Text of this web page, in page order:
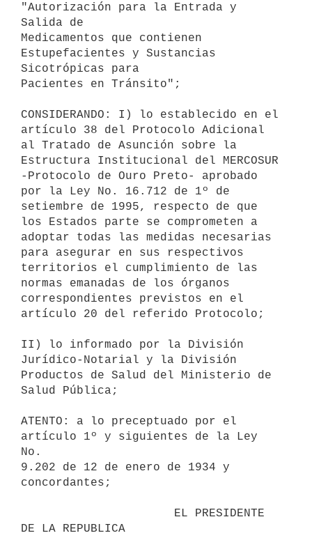
"Autorización para la Entrada y
Salida de
Medicamentos que contienen
Estupefacientes y Sustancias
Sicotrópicas para
Pacientes en Tránsito";
CONSIDERANDO: I) lo establecido en el
artículo 38 del Protocolo Adicional
al Tratado de Asunción sobre la
Estructura Institucional del MERCOSUR
-Protocolo de Ouro Preto- aprobado
por la Ley No. 16.712 de 1º de
setiembre de 1995, respecto de que
los Estados parte se comprometen a
adoptar todas las medidas necesarias
para asegurar en sus respectivos
territorios el cumplimiento de las
normas emanadas de los órganos
correspondientes previstos en el
artículo 20 del referido Protocolo;
II) lo informado por la División
Jurídico-Notarial y la División
Productos de Salud del Ministerio de
Salud Pública;
ATENTO: a lo preceptuado por el
artículo 1º y siguientes de la Ley
No.
9.202 de 12 de enero de 1934 y
concordantes;
DE LA REPUBLICA